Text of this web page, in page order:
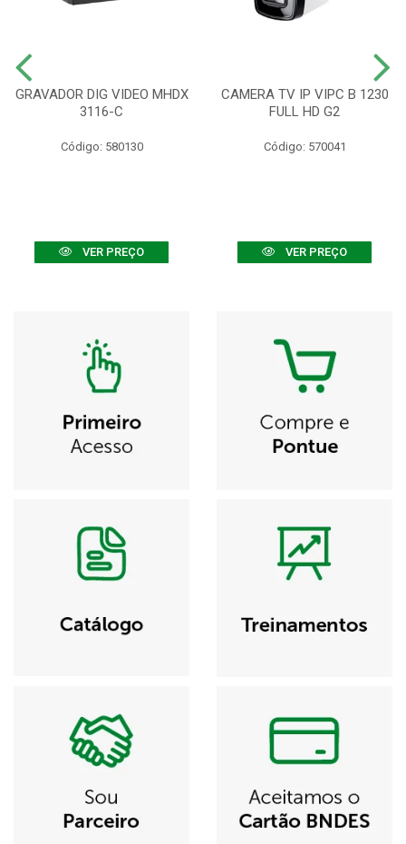
GRAVADOR DIG VIDEO MHDX
3116-C
Código: 580130
VER PREÇO
CAMERA TV IP VIPC B 1230
FULL HD G2
Código: 570041
VER PREÇO